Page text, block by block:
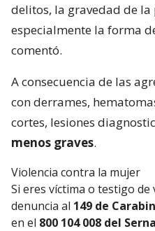
delitos, la gravedad de
especialmente la forma
comentó.
A consecuencia de las
con derrames,
cortes, lesiones
menos graves.
Violencia contra la mujer
Si eres víctima o testigo
denuncia al 149 de
en el 800 104 008 del